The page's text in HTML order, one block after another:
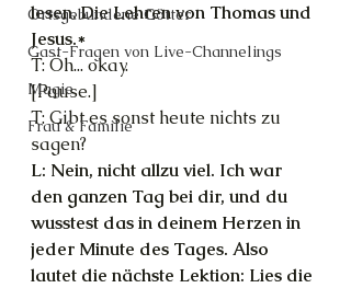
Ortsgebundene Götter
Gast-Fragen von Live-Channelings
Magie
Frau & Familie
lesen. Die Lehren von Thomas und
Jesus.*
T: Öh... okay.
[Pause.]
T: Gibt es sonst heute nichts zu
sagen?
L: Nein, nicht allzu viel. Ich war
den ganzen Tag bei dir, und du
wusstest das in deinem Herzen in
jeder Minute des Tages. Also
lautet die nächste Lektion: Lies die